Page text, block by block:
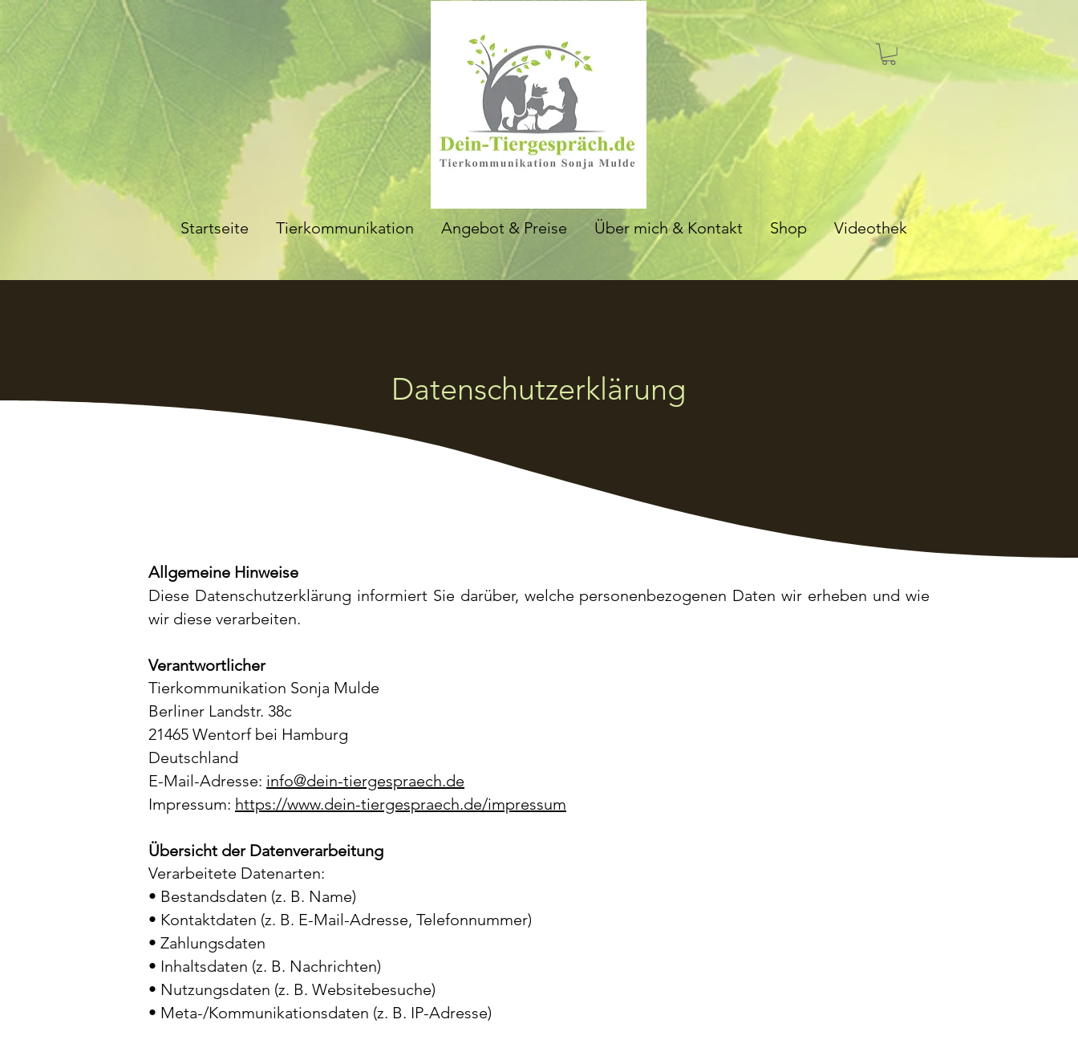
Startseite Tierkommunikation Angebot & Preise Über mich & Kontakt Shop Videothek
Datenschutzerklärung
Allgemeine Hinweise
Diese Datenschutzerklärung informiert Sie darüber, welche personenbezogenen Daten wir erheben und wie
wir diese verarbeiten.
Verantwortlicher
Tierkommunikation Sonja Mulde
Berliner Landstr. 38c
21465 Wentorf bei Hamburg
Deutschland
E-Mail-Adresse: info@dein-tiergespraech.de
Impressum: https://www.dein-tiergespraech.de/impressum
Übersicht der Datenverarbeitung
Verarbeitete Datenarten:
• Bestandsdaten (z. B. Name)
• Kontaktdaten (z. B. E-Mail-Adresse, Telefonnummer)
• Zahlungsdaten
• Inhaltsdaten (z. B. Nachrichten)
• Nutzungsdaten (z. B. Websitebesuche)
• Meta-/Kommunikationsdaten (z. B. IP-Adresse)